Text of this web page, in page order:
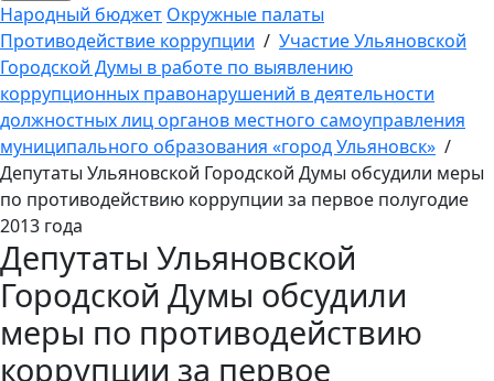
Народный бюджет Окружные палаты
Противодействие коррупции / Участие Ульяновской
Городской Думы в работе по выявлению
коррупционных правонарушений в деятельности
должностных лиц органов местного самоуправления
муниципального образования «город Ульяновск» /
Депутаты Ульяновской Городской Думы обсудили меры
по противодействию коррупции за первое полугодие
2013 года
Депутаты Ульяновской
Городской Думы обсудили
меры по противодействию
коррупции за первое